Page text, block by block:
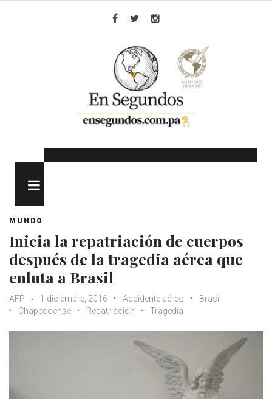
MUNDO
Inicia la repatriación de cuerpos
después de la tragedia aérea que
enluta a Brasil
AFP 1 diciembre, 2016 Accidente aéreo
Brasil
Chapecoense
Repatriación Tragedia